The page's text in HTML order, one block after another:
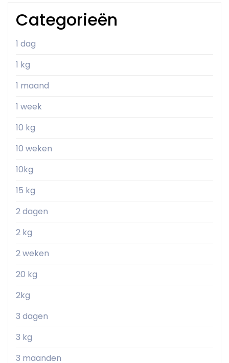
Categorieën
1 dag
1 kg
1 maand
1 week
10 kg
10 weken
10kg
15 kg
2 dagen
2 kg
2 weken
20 kg
2kg
3 dagen
3 kg
3 maanden